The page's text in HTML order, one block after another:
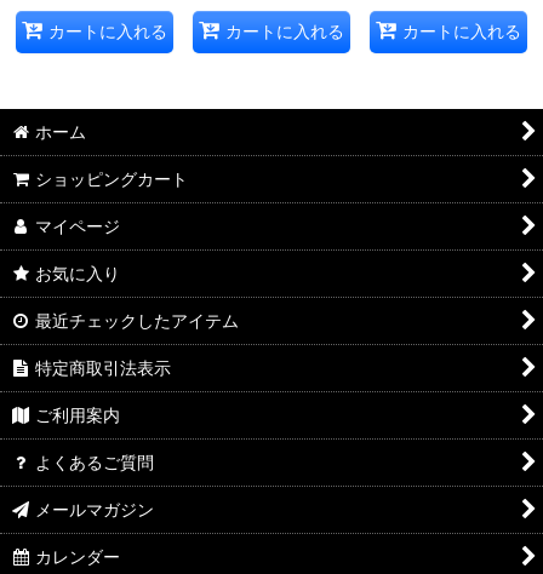
カートに入れる カートに入れる カートに入れる
ホーム
ショッピングカート
マイページ
お気に入り
最近チェックしたアイテム
特定商取引法表示
ご利用案内
よくあるご質問
メールマガジン
カレンダー